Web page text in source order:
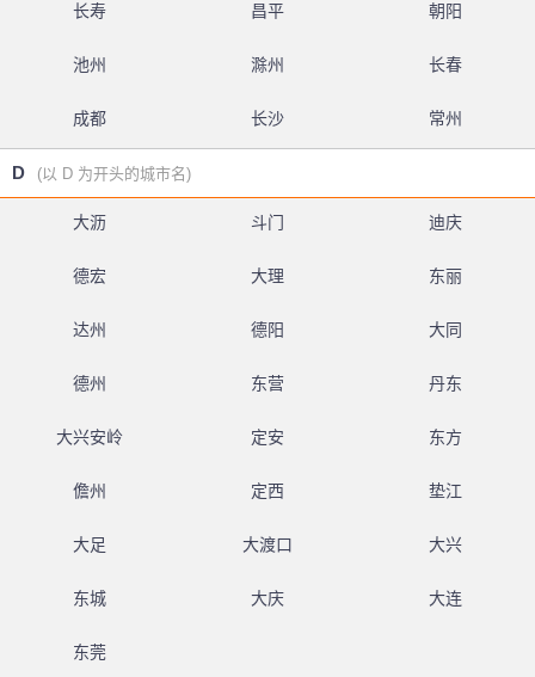
长寿 昌平 朝阳
池州 滁州 长春
成都 长沙 常州
D (以 D 为开头的城市名)
大沥 斗门 迪庆
德宏 大理 东丽
达州 德阳 大同
德州 东营 丹东
大兴安岭 定安 东方
儋州 定西 垫江
大足 大渡口 大兴
东城 大庆 大连
东莞